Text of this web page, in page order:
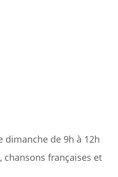
dimanche de 9h à 12h
chansons françaises et